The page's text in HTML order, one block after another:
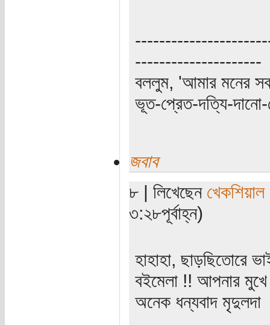
---------------------
বললুম, 'আমার মনের
ভূত-প্রেত-দত্যি-দানো-
জবাব
৮ | লিখেছেন খেকশিয়াল
৩:২৮পূর্বাহ্ন)
হাহাহা, ছাড়ছিতোরে
বইমেলা !! আপনার
অনেক ধন্যবাদ মৃদুলদা